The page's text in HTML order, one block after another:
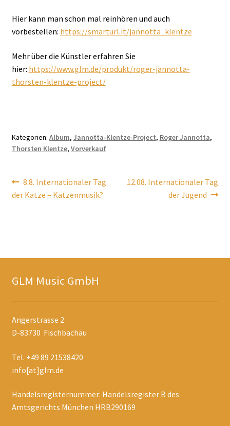
Hier kann man schon mal reinhören und auch
vorbestellen: https://smarturl.it/jannotta_klentze
Mehr über die Künstler erfahren Sie
hier: https://www.glm.de/produkt/roger-jannotta-
thorsten-klentze-project/
Kategorien: Album, Jannotta-Klentze-Project, Roger Jannotta,
Thorsten Klentze, Vorverkauf
Beitragsnavigation
Vorheriger
Beitrag:
8.8. Internationaler Tag
der Katze – Katzenmusik?
Nächster
12.08. Internationaler Tag
der Jugend
GLM Music GmbH
Angerstrasse 2
D-83730 Fischbachau
Tel. +49 89 21538420
info[at]glm.de
Handelsregisternummer: Handelsregister B des
Amtsgerichts München HRB290169